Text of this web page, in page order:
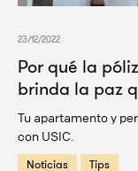
Por qué la
brinda la paz
23/12/2022
Tu apartamento y
con USIC.
Noticias Tips